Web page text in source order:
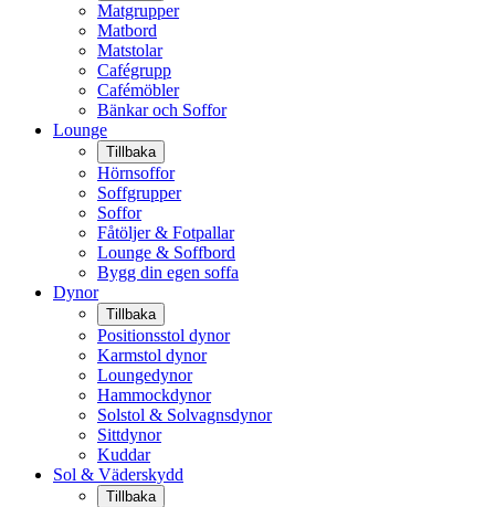
Matgrupper
Matbord
Matstolar
Cafégrupp
Cafémöbler
Bänkar och Soffor
Lounge
Tillbaka
Hörnsoffor
Soffgrupper
Soffor
Fåtöljer & Fotpallar
Lounge & Soffbord
Bygg din egen soffa
Dynor
Tillbaka
Positionsstol dynor
Karmstol dynor
Loungedynor
Hammockdynor
Solstol & Solvagnsdynor
Sittdynor
Kuddar
Sol & Väderskydd
Tillbaka